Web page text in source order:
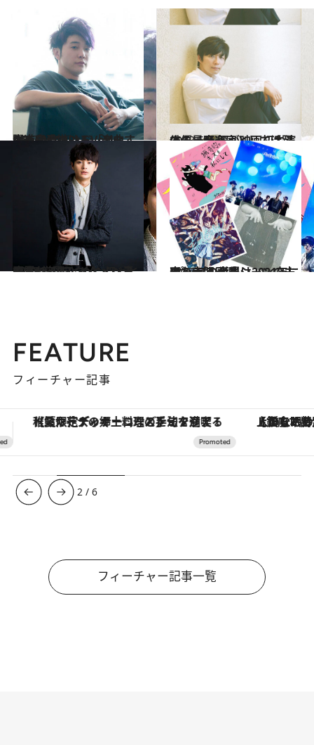
2017.8.18
躍進中のバンド「Mrs. GREEN APPLE」 楽曲すべてを手掛けるVo&G、大森元貴
カルチャー 2013.6.7
俳優、音楽家として活躍する星野 源が映画初主演
カルチャー
2016.8.14
CREA厳選！ イケメン青田買い【まとめ】 ほっと癒される“ヌクメン”ベスト10
カルチャー 2017.3.31
Jポップの世界は2021年に変わる？ 音楽シーンの未来を大胆予測
カルチャー
FEATURE
フィーチャー記事
【銀座で出合う最旬美容】美髪ケアや上質な眠り…セルフケアのアップデートから、特別な名入れギフトまで。大人のための「ReFa GINZA」クルーズ ヴァシュロン・コンスタンタ
3 /6
フィーチャー記事一覧